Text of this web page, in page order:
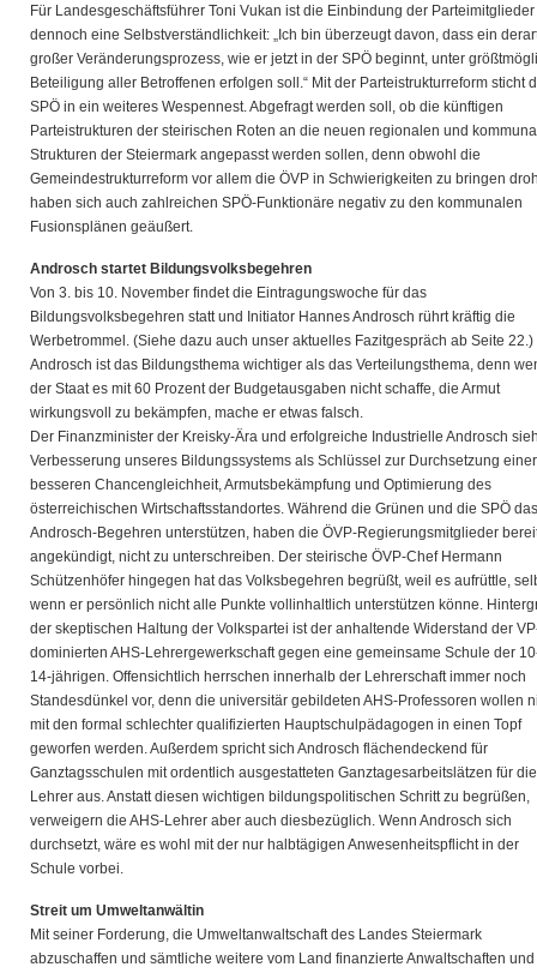
Für Landesgeschäftsführer Toni Vukan ist die Einbindung der Parteimitglieder
dennoch eine Selbstverständlichkeit: „Ich bin überzeugt davon, dass ein
großer Veränderungsprozess, wie er jetzt in der SPÖ beginnt, unter
Beteiligung aller Betroffenen erfolgen soll.“ Mit der Parteistrukturreform sticht
SPÖ in ein weiteres Wespennest. Abgefragt werden soll, ob die künftigen
Parteistrukturen der steirischen Roten an die neuen regionalen und
Strukturen der Steiermark angepasst werden sollen, denn obwohl die
Gemeindestrukturreform vor allem die ÖVP in Schwierigkeiten zu bringen
haben sich auch zahlreichen SPÖ-Funktionäre negativ zu den kommunalen
Fusionsplänen geäußert.
Androsch startet Bildungsvolksbegehren
Von 3. bis 10. November findet die Eintragungswoche für das
Bildungsvolksbegehren statt und Initiator Hannes Androsch rührt kräftig die
Werbetrommel. (Siehe dazu auch unser aktuelles Fazitgespräch ab Seite 22.)
Androsch ist das Bildungsthema wichtiger als das Verteilungsthema, denn
der Staat es mit 60 Prozent der Budgetausgaben nicht schaffe, die Armut
wirkungsvoll zu bekämpfen, mache er etwas falsch.
Der Finanzminister der Kreisky-Ära und erfolgreiche Industrielle Androsch
Verbesserung unseres Bildungssystems als Schlüssel zur Durchsetzung einer
besseren Chancengleichheit, Armutsbekämpfung und Optimierung des
österreichischen Wirtschaftsstandortes. Während die Grünen und die SPÖ das
Androsch-Begehren unterstützen, haben die ÖVP-Regierungsmitglieder
angekündigt, nicht zu unterschreiben. Der steirische ÖVP-Chef Hermann
Schützenhöfer hingegen hat das Volksbegehren begrüßt, weil es aufrüttle,
wenn er persönlich nicht alle Punkte vollinhaltlich unterstützen könne.
der skeptischen Haltung der Volkspartei ist der anhaltende Widerstand der
dominierten AHS-Lehrergewerkschaft gegen eine gemeinsame Schule der
14-jährigen. Offensichtlich herrschen innerhalb der Lehrerschaft immer noch
Standesdünkel vor, denn die universitär gebildeten AHS-Professoren wollen
mit den formal schlechter qualifizierten Hauptschulpädagogen in einen Topf
geworfen werden. Außerdem spricht sich Androsch flächendeckend für
Ganztagsschulen mit ordentlich ausgestatteten Ganztagesarbeitslätzen für die
Lehrer aus. Anstatt diesen wichtigen bildungspolitischen Schritt zu begrüßen,
verweigern die AHS-Lehrer aber auch diesbezüglich. Wenn Androsch sich
durchsetzt, wäre es wohl mit der nur halbtägigen Anwesenheitspflicht in der
Schule vorbei.
Streit um Umweltanwältin
Mit seiner Forderung, die Umweltanwaltschaft des Landes Steiermark
abzuschaffen und sämtliche weitere vom Land finanzierte Anwaltschaften und